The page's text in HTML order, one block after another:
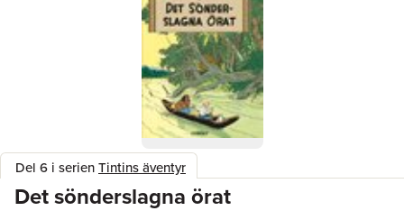
Del 6 i serienTintins äventyr
Det sönderslagna örat